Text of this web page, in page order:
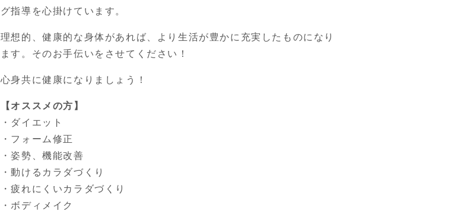
グ指導を心掛けています。
理想的、健康的な身体があれば、より生活が豊かに充実したものになり
ます。そのお手伝いをさせてください！
心身共に健康になりましょう！
【オススメの方】
・ダイエット
・フォーム修正
・姿勢、機能改善
・動けるカラダづくり
・疲れにくいカラダづくり
・ボディメイク